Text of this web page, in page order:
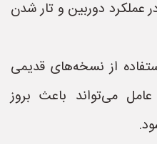
دوربین و تار شدن
از نسخه‌های قدیمی
می‌تواند باعث بروز